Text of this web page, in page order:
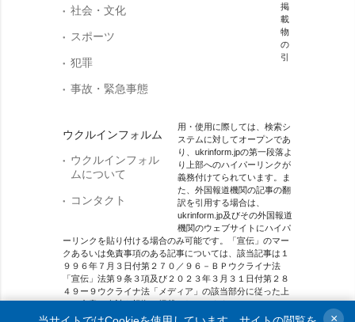
社会・文化
スポーツ
犯罪
事故・緊急事態
ウクルインフォルム
ウクルインフォル
ムについて
コンタクト
掲
載
物
の
引
用・使用に際しては、検索シ
ステムに対してオープンであ
り、ukrinform.jpの第一段落よ
り上部へのハイパーリンクが
義務付けてられています。ま
た、外国報道機関の記事の翻
訳を引用する場合は、
ukrinform.jp及びその外国報道
機関のウェブサイトにハイパ
ーリンクを貼り付ける場合のみ可能です。「宣伝」のマー
クあるいは免責事項のある記事については、該当記事は１
９９６年７月３日付第２７０／９６－ＢＰウクライナ法
「宣伝」法第９条３項及び２０２３年３月３１日付第２８
４９ー９ウクライナ法「メディア」の該当部分に従った上
で、合意／会計を根拠に掲載されています。
×